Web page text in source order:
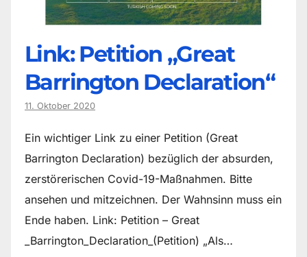
Link: Petition „Great
Barrington Declaration“
11. Oktober 2020
Ein wichtiger Link zu einer Petition (Great
Barrington Declaration) bezüglich der absurden,
zerstörerischen Covid-19-Maßnahmen. Bitte
ansehen und mitzeichnen. Der Wahnsinn muss ein
Ende haben. Link: Petition – Great
_Barrington_Declaration_(Petition) „Als…